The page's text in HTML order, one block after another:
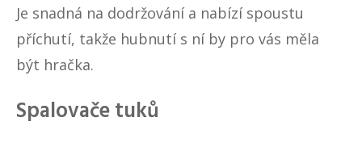
Je snadná na dodržování a nabízí spoustu
příchutí, takže hubnutí s ní by pro vás měla
být hračka.
Spalovače tuků